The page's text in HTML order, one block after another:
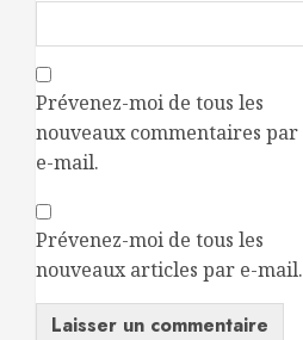
Prévenez-moi de tous les
nouveaux commentaires par
e-mail.
Prévenez-moi de tous les
nouveaux articles par e-mail.